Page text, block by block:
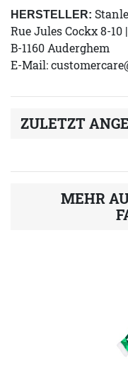
HERSTELLER:
Rue Jules Cockx 8-10
B-1160 Auderghem
E-Mail:
ZULETZT
MEHR